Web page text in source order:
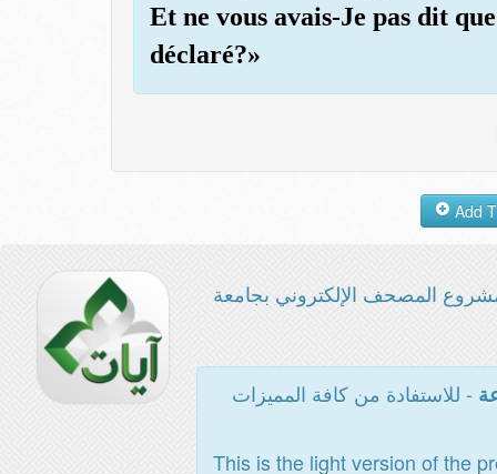
Et ne vous avais-Je pas dit
déclaré?»
المصحف الإلكتروني بجامعة
- للاستفادة من كافة المميزات
This is the light version of the